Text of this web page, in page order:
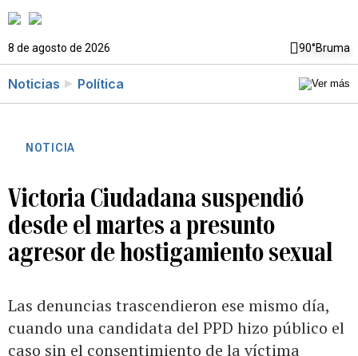
8 de agosto de 2026 90°Bruma
Noticias Política
NOTICIA
Victoria Ciudadana suspendió
desde el martes a presunto
agresor de hostigamiento sexual
Las denuncias trascendieron ese mismo día,
cuando una candidata del PPD hizo público el
caso sin el consentimiento de la víctima